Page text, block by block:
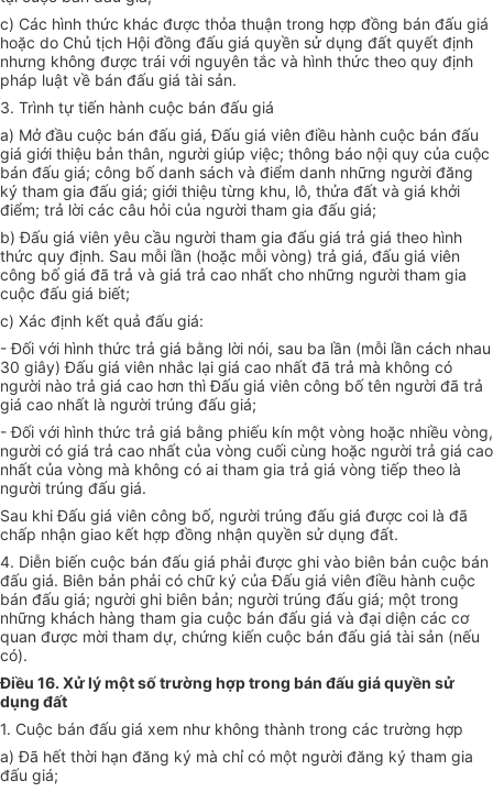
c) Các hình thức khác được thỏa thuận trong hợp đồng bán đấu giá
hoặc do Chủ tịch Hội đồng đấu giá quyền sử dụng đất quyết định
nhưng không được trái với nguyên tắc và hình thức theo quy định
pháp luật về bán đấu giá tài sản.
3. Trình tự tiến hành cuộc bán đấu giá
a) Mở đầu cuộc bán đấu giá, Đấu giá viên điều hành cuộc bán đấu
giá giới thiệu bản thân, người giúp việc; thông báo nội quy của cuộc
bán đấu giá; công bố danh sách và điểm danh những người đăng
ký tham gia đấu giá; giới thiệu từng khu, lô, thửa đất và giá khởi
điểm; trả lời các câu hỏi của người tham gia đấu giá;
b) Đấu giá viên yêu cầu người tham gia đấu giá trả giá theo hình
thức quy định. Sau mỗi lần (hoặc mỗi vòng) trả giá, đấu giá viên
công bố giá đã trả và giá trả cao nhất cho những người tham gia
cuộc đấu giá biết;
c) Xác định kết quả đấu giá:
- Đối với hình thức trả giá bằng lời nói, sau ba lần (mỗi lần cách nhau
30 giây) Đấu giá viên nhắc lại giá cao nhất đã trả mà không có
người nào trả giá cao hơn thì Đấu giá viên công bố tên người đã trả
giá cao nhất là người trúng đấu giá;
- Đối với hình thức trả giá bằng phiếu kín một vòng hoặc nhiều vòng,
người có giá trả cao nhất của vòng cuối cùng hoặc người trả giá cao
nhất của vòng mà không có ai tham gia trả giá vòng tiếp theo là
người trúng đấu giá.
Sau khi Đấu giá viên công bố, người trúng đấu giá được coi là đã
chấp nhận giao kết hợp đồng nhận quyền sử dụng đất.
4. Diễn biến cuộc bán đấu giá phải được ghi vào biên bản cuộc bán
đấu giá. Biên bản phải có chữ ký của Đấu giá viên điều hành cuộc
bán đấu giá; người ghi biên bản; người trúng đấu giá; một trong
những khách hàng tham gia cuộc bán đấu giá và đại diện các cơ
quan được mời tham dự, chứng kiến cuộc bán đấu giá tài sản (nếu
có).
Điều 16. Xử lý một số trường hợp trong bán đấu giá quyền sử
dụng đất
1. Cuộc bán đấu giá xem như không thành trong các trường hợp
a) Đã hết thời hạn đăng ký mà chỉ có một người đăng ký tham gia
đấu giá;